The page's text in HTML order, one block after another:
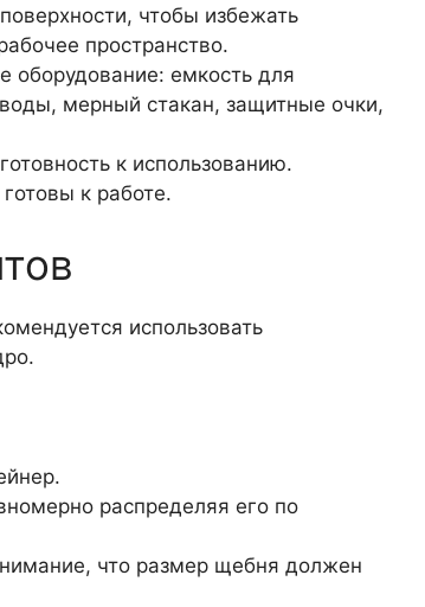
чтобы избежать
пространство.
оборудование: емкость для
мерный стакан, защитные очки,
к использованию.
к работе.
использовать
распределяя его по
что размер щебня должен